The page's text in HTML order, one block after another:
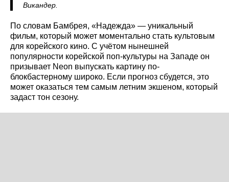
Викандер.
По словам Бамбрея, «Надежда» — уникальный
фильм, который может моментально стать культовым
для корейского кино. С учётом нынешней
популярности корейской поп-культуры на Западе он
призывает Neon выпускать картину по-
блокбастерному широко. Если прогноз сбудется, это
может оказаться тем самым летним экшеном, который
задаст тон сезону.